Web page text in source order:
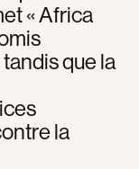
« Africa
que la
la